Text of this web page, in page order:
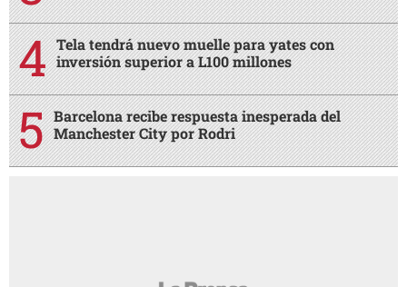
Tela tendrá nuevo muelle para yates con
inversión superior a L100 millones
Barcelona recibe respuesta inesperada del
Manchester City por Rodri